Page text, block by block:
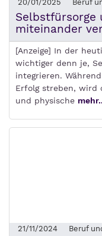
20/01/2025 Beruf
Selbstfürsorge
miteinander
[Anzeige] In der
wichtiger denn je,
integrieren.
Erfolg streben, wird
und physische
21/11/2024 Beruf